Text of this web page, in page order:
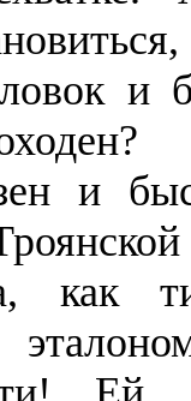
и
и
как